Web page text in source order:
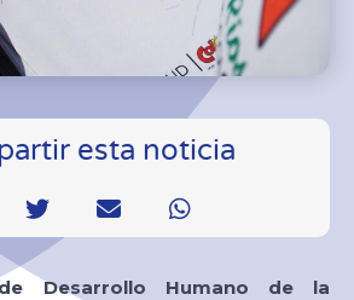
esta noticia
Desarrollo Humano de la